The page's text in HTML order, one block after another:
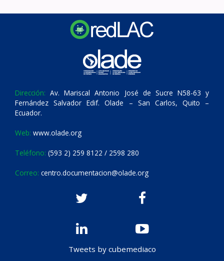
Dirección: Av. Mariscal Antonio José de Sucre N58-63 y
Fernández Salvador Edif. Olade – San Carlos, Quito –
Ecuador.
Web: www.olade.org
Teléfono: (593 2) 259 8122 / 2598 280
Correo: centro.documentacion@olade.org
Tweets by cubemediaco